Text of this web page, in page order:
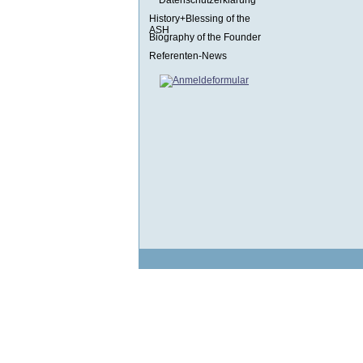
History+Blessing of the
ASH
Biography of the Founder
Referenten-News